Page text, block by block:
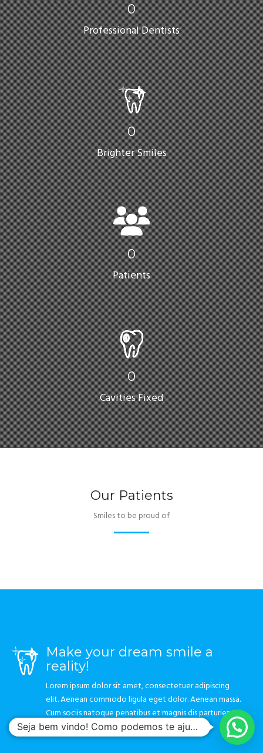
0
Professional Dentists
0
Brighter Smiles
0
Patients
0
Cavities Fixed
Our Patients
Smiles to be proud of
Make your dream smile a
reality!
Lorem ipsum dolor sit amet, consectetuer adipiscing
elit. Aenean commodo ligula eget dolor. Aenean massa.
Cum sociis natoque penatibus et magnis dis parturient
montes
Seja bem vindo! Como podemos te ajudar?